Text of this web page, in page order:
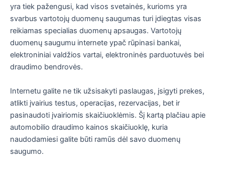
yra tiek pažengusi, kad visos svetainės, kurioms yra
svarbus vartotojų duomenų saugumas turi įdiegtas visas
reikiamas specialias duomenų apsaugas. Vartotojų
duomenų saugumu internete ypač rūpinasi bankai,
elektroniniai valdžios vartai, elektroninės parduotuvės bei
draudimo bendrovės.
Internetu galite ne tik užsisakyti paslaugas, įsigyti prekes,
atlikti įvairius testus, operacijas, rezervacijas, bet ir
pasinaudoti įvairiomis skaičiuoklėmis. Šį kartą plačiau apie
automobilio draudimo kainos skaičiuoklę, kuria
naudodamiesi galite būti ramūs dėl savo duomenų
saugumo.